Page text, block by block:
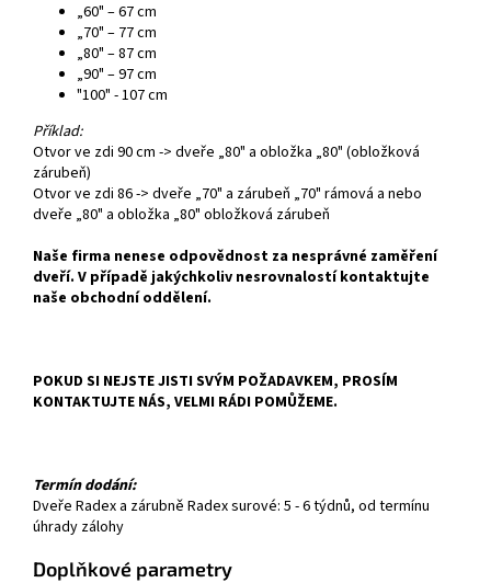
„60" – 67 cm
„70" – 77 cm
„80" – 87 cm
„90" – 97 cm
"100" - 107 cm
Příklad:
Otvor ve zdi 90 cm -> dveře „80" a obložka „80" (obložková
zárubeň)
Otvor ve zdi 86 -> dveře „70" a zárubeň „70" rámová a nebo
dveře „80" a obložka „80" obložková zárubeň
Naše firma nenese odpovědnost za nesprávné zaměření
dveří. V případě jakýchkoliv nesrovnalostí kontaktujte
naše obchodní oddělení.
POKUD SI NEJSTE JISTI SVÝM POŽADAVKEM, PROSÍM
KONTAKTUJTE NÁS, VELMI RÁDI POMŮŽEME.
Termín dodání:
Dveře Radex a zárubně Radex surové: 5 - 6 týdnů, od termínu
úhrady zálohy
Doplňkové parametry